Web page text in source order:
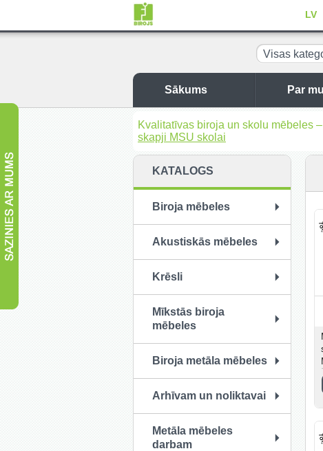
LV
Visas
Sākums Par
Kvalitatīvas biroja un skolu mēbeles
skapji MSU skolai
KATALOGS
Biroja mēbeles
Akustiskās mēbeles
Krēsli
Mīkstās biroja
mēbeles
Biroja metāla mēbeles
Arhīvam un noliktavai
Metāla mēbeles
darbam